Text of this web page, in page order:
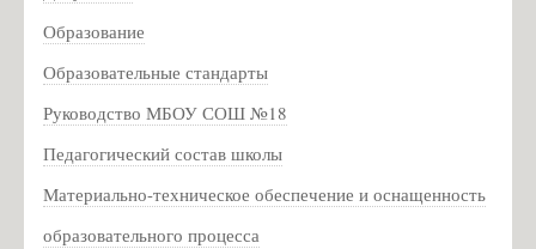
Чижиков А.Д. - учитель ОБЗР
Зелёва А.В. - замдиректора по АХЧ
Кальченко Д.А. - учитель химии
Налбандян А.С. - учитель английского языка
Шутова Л.В. - учитель физической культуры
Кузьмин Л. И. - учитель истории
Образование
Образовательные стандарты
Руководство МБОУ СОШ №18
Педагогический состав школы
Материально-техническое обеспечение и оснащенность
образовательного процесса